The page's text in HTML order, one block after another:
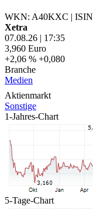
WKN: A40KXC |
Xetra
07.08.26 | 17:35
3,960 Euro
+2,06 % +0,080
Branche
Medien
Aktienmarkt
Sonstige
1-Jahres-Chart
5-Tage-Chart